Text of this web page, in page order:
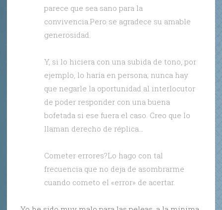
parece que sea sano para la
convivencia.Pero se agradece su amable
generosidad.
Y, si lo hiciera con una subida de tono, por
ejemplo, lo haría en persona; nunca hay
que negarle la oportunidad al interlocutor
de poder responder con una buena
bofetada si ese fuera el caso. Creo que lo
llaman derecho de réplica…
Cometer errores?Lo hago con tal
frecuencia que no deja de asombrarme
cuando cometo el «error» de acertar.